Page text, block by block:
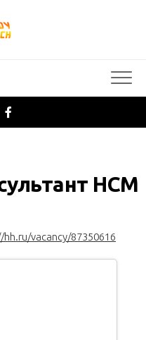
HCM
vacancy/87350616